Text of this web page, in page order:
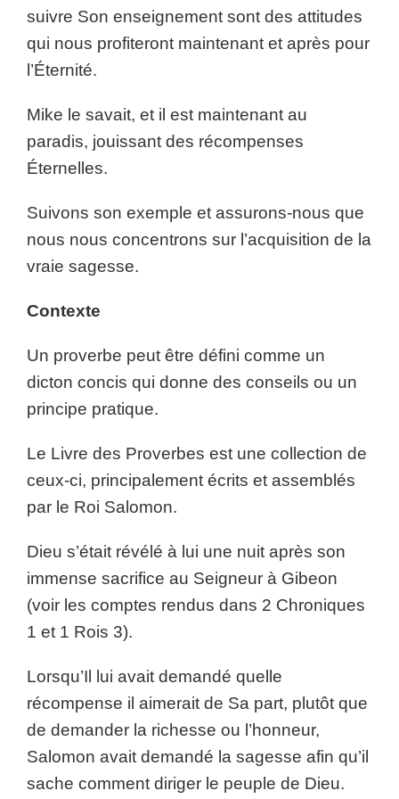
suivre Son enseignement sont des attitudes
qui nous profiteront maintenant et après pour
l’Éternité.
Mike le savait, et il est maintenant au
paradis, jouissant des récompenses
Éternelles.
Suivons son exemple et assurons-nous que
nous nous concentrons sur l’acquisition de la
vraie sagesse.
Contexte
Un proverbe peut être défini comme un
dicton concis qui donne des conseils ou un
principe pratique.
Le Livre des Proverbes est une collection de
ceux-ci, principalement écrits et assemblés
par le Roi Salomon.
Dieu s’était révélé à lui une nuit après son
immense sacrifice au Seigneur à Gibeon
(voir les comptes rendus dans 2 Chroniques
1 et 1 Rois 3).
Lorsqu’Il lui avait demandé quelle
récompense il aimerait de Sa part, plutôt que
de demander la richesse ou l’honneur,
Salomon avait demandé la sagesse afin qu’il
sache comment diriger le peuple de Dieu.